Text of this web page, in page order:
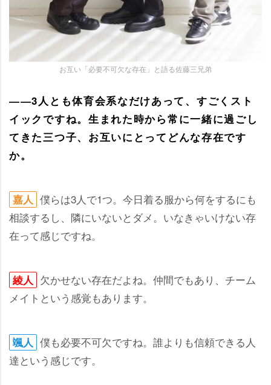
お互い「必要不可欠な存在」と語る佐藤三兄弟
――3人とも体育会系なだけあって、すごくスト
イックですね。生まれた時から常に一緒に過ごし
てきた三つ子、お互いにとってどんな存在です
か。
嘉人 僕らは3人で1つ。今日着る服から何をするにも
相談するし、隣にいないとダメ。いなきゃいけない存
在って感じですね。
綾人 欠かせない存在だよね。仲間でもあり、チーム
メイトという感覚もあります。
颯人 僕も必要不可欠ですね。誰よりも信頼できる人
達という感じです。